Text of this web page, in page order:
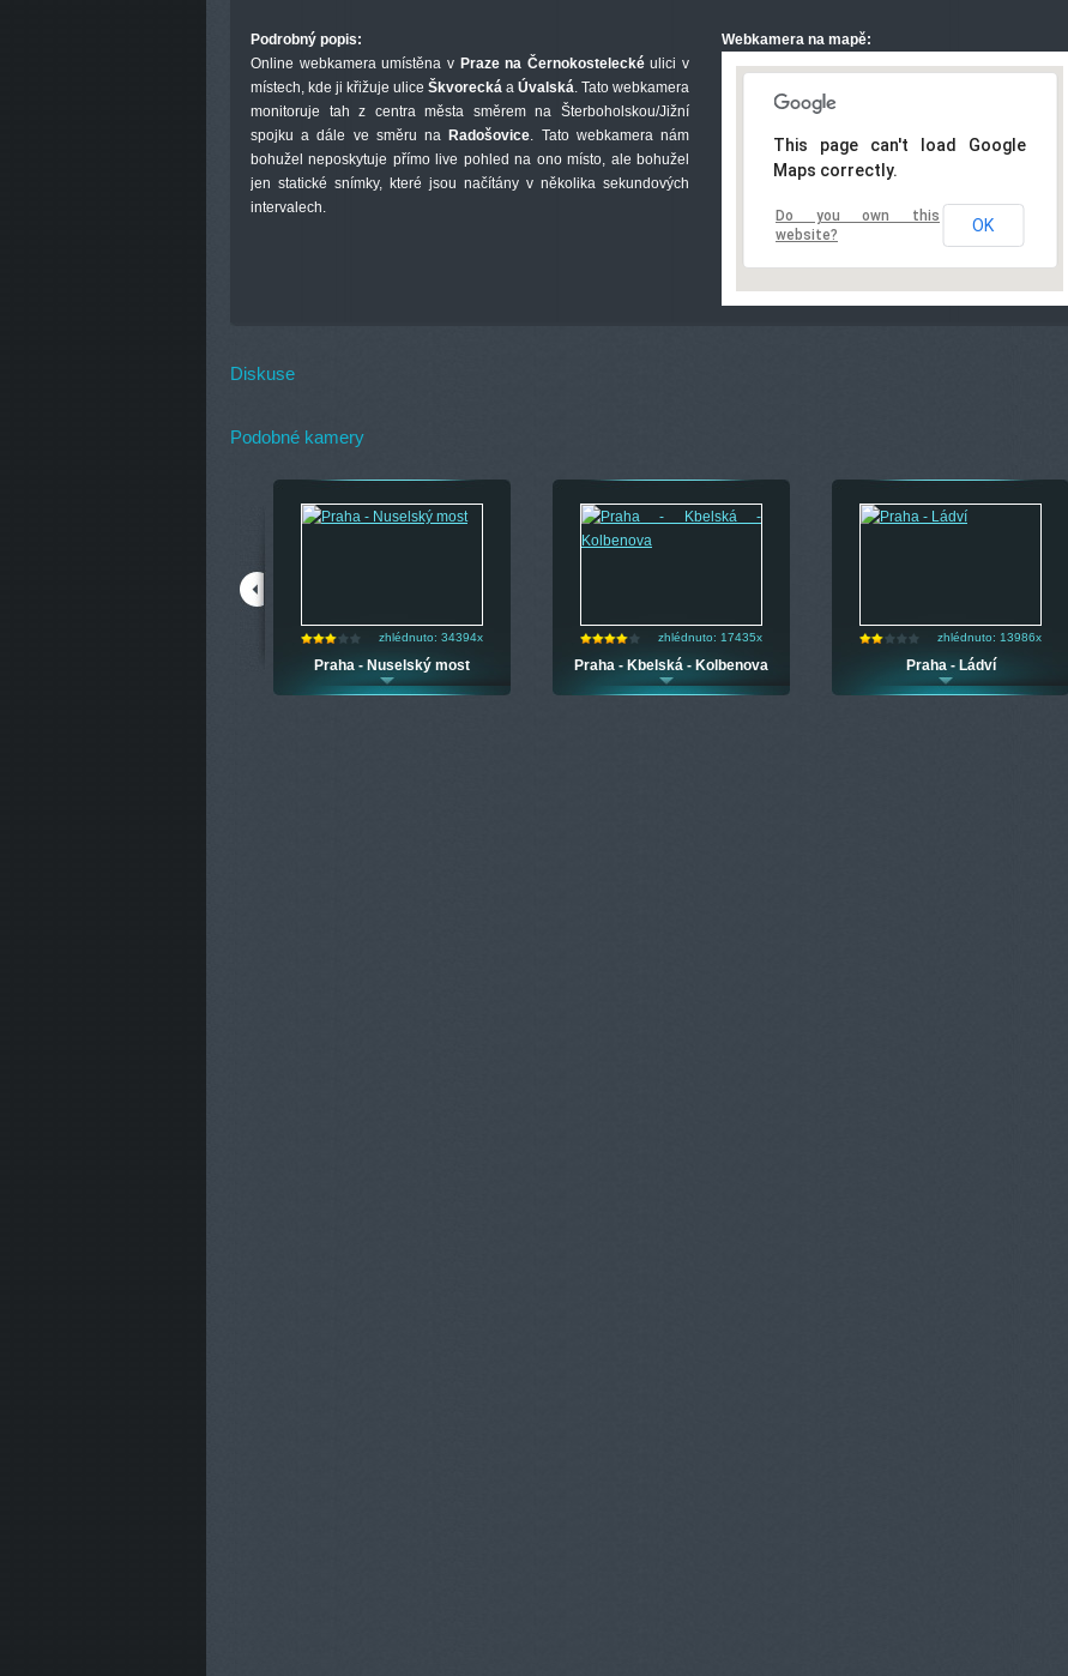
Podrobný popis:
Online webkamera umístěna v Praze na Černokosteleckéulici v
místech, kde ji křižuje ulice Škvorecká a Úvalská. Tato webkamera
monitoruje tah z centra města směrem na Šterboholskou/Jižní
spojku a dále ve směru na Radošovice. Tato webkamera nám
bohužel neposkytuje přímo live pohled na ono místo, ale bohužel
jen statické snímky, které jsou načítány v několika sekundových
intervalech.
Webkamera na mapě:
This page can't load Google
Maps correctly.
Do you own this
website?
OK
Diskuse
Podobné kamery
zhlédnuto: 34394x
Praha - Nuselský most
zhlédnuto: 17435x
Praha - Kbelská - Kolbenova
zhlédnuto: 13986x
Praha - Ládví